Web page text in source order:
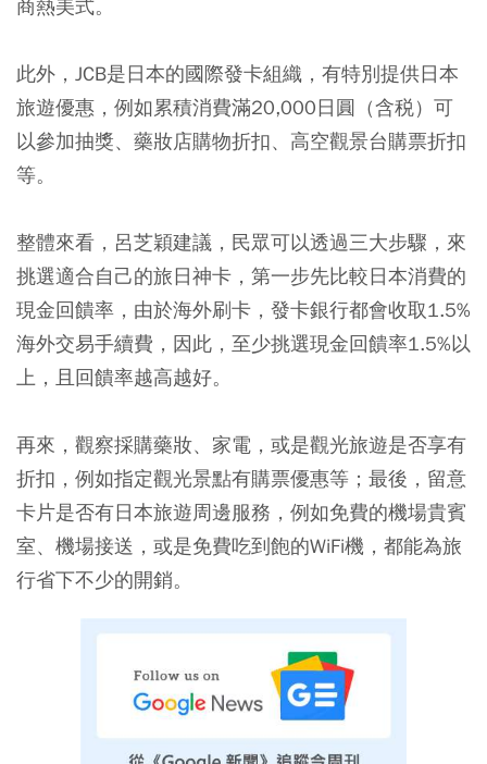
商熱美式。
此外，JCB是日本的國際發卡組織，有特別提供日本
旅遊優惠，例如累積消費滿20,000日圓（含税）可
以參加抽獎、藥妝店購物折扣、高空觀景台購票折扣
等。
整體來看，呂芝穎建議，民眾可以透過三大步驟，來
挑選適合自己的旅日神卡，第一步先比較日本消費的
現金回饋率，由於海外刷卡，發卡銀行都會收取1.5%
海外交易手續費，因此，至少挑選現金回饋率1.5%以
上，且回饋率越高越好。
再來，觀察採購藥妝、家電，或是觀光旅遊是否享有
折扣，例如指定觀光景點有購票優惠等；最後，留意
卡片是否有日本旅遊周邊服務，例如免費的機場貴賓
室、機場接送，或是免費吃到飽的WiFi機，都能為旅
行省下不少的開銷。